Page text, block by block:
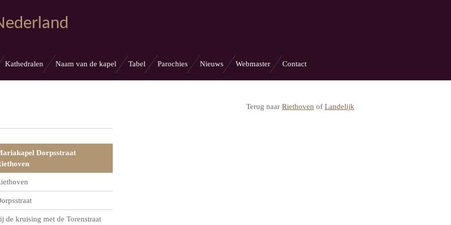
Kathedralen Naam van de kapel Tabel Parochies Nieuws Webmaster Contact
Terug naar Riethoven of Landelijk
Dorpsstraat
de kruising met de Torenstraat